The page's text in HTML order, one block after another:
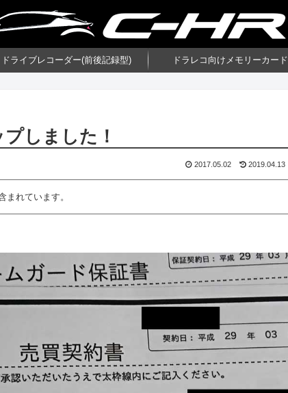
ドライブレコーダー(前後記録型) ドラレコ向けメモリーカード
しました！
2017.05.02 2019.04.13
まれています。